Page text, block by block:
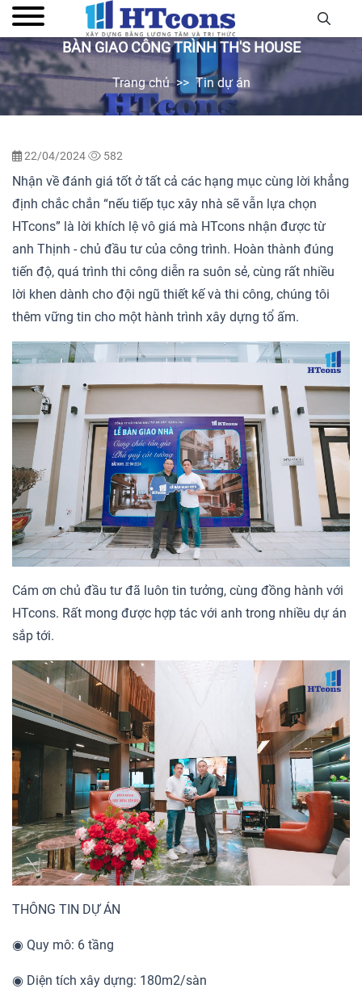
BÀN GIAO CÔNG TRÌNH TH'S HOUSE
Trang chủ Tin dự án
22/04/2024 582
Nhận về đánh giá tốt ở tất cả các hạng mục cùng lời khẳng
định chắc chắn “nếu tiếp tục xây nhà sẽ vẫn lựa chọn
HTcons” là lời khích lệ vô giá mà HTcons nhận được từ
anh Thịnh - chủ đầu tư của công trình. Hoàn thành đúng
tiến độ, quá trình thi công diễn ra suôn sẻ, cùng rất nhiều
lời khen dành cho đội ngũ thiết kế và thi công, chúng tôi
thêm vững tin cho một hành trình xây dựng tổ ấm.
Cám ơn chủ đầu tư đã luôn tin tưởng, cùng đồng hành với
HTcons. Rất mong được hợp tác với anh trong nhiều dự án
sắp tới.
THÔNG TIN DỰ ÁN
◉ Quy mô: 6 tầng
◉ Diện tích xây dựng: 180m2/sàn